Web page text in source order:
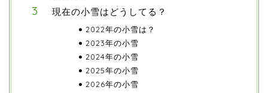
現在の小雪はどうしてる？
2022年の小雪は？
2023年の小雪
2024年の小雪
2025年の小雪
2026年の小雪